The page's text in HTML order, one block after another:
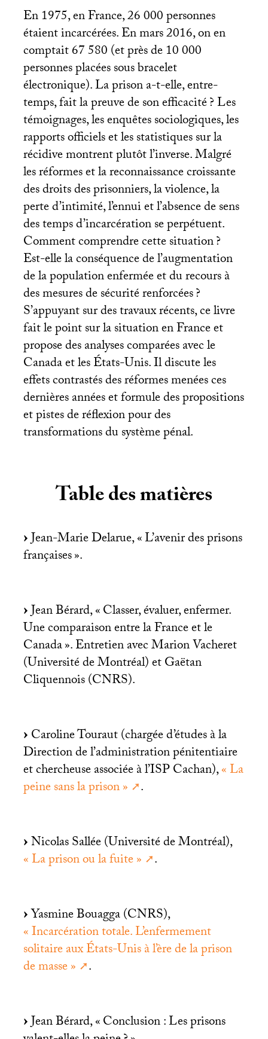
En 1975, en France, 26 000 personnes
étaient incarcérées. En mars 2016, on en
comptait 67 580 (et près de 10 000
personnes placées sous bracelet
électronique). La prison a-t-elle, entre-
temps, fait la preuve de son efficacité? Les
témoignages, les enquêtes sociologiques, les
rapports officiels et les statistiques sur la
récidive montrent plutôt l’inverse. Malgré
les réformes et la reconnaissance croissante
des droits des prisonniers, la violence, la
perte d’intimité, l’ennui et l’absence de sens
des temps d’incarcération se perpétuent.
Comment comprendre cette situation?
Est-elle la conséquence de l’augmentation
de la population enfermée et du recours à
des mesures de sécurité renforcées?
S’appuyant sur des travaux récents, ce livre
fait le point sur la situation en France et
propose des analyses comparées avec le
Canada et les États-Unis. Il discute les
effets contrastés des réformes menées ces
dernières années et formule des propositions
et pistes de réflexion pour des
transformations du système pénal.
Table des matières
Jean-Marie Delarue, «L’avenir des prisons
françaises».
Jean Bérard, «Classer, évaluer, enfermer.
Une comparaison entre la France et le
Canada». Entretien avec Marion Vacheret
(Université de Montréal) et Gaëtan
Cliquennois (CNRS).
Caroline Touraut (chargée d’études à la
Direction de l’administration pénitentiaire
et chercheuse associée à l’ISPCachan),«La
peine sans la prison» .
Nicolas Sallée (Université de Montréal),
«La prison ou la fuite» .
Yasmine Bouagga (CNRS),
«Incarcération totale. L’enfermement
solitaire aux États-Unis à l’ère de la prison
de masse» .
Jean Bérard, «Conclusion : Les prisons